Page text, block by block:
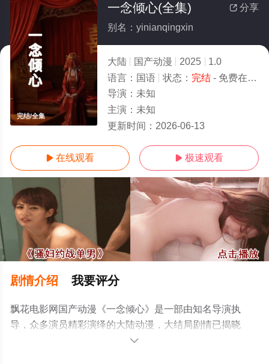
完结/全集
 分享
一念倾心(全集)
别名：yinianqingxin
大陆 国产动漫 2025
1.0
语言： 国语 状态： 完结- 免费在线观看
导演： 未知
主演： 未知
更新时间： 2026-06-13
 在线观看  极速观看
剧情介绍 我要评分
飘花电影网国产动漫《一念倾心》是一部由知名导演执
导，众多演员精彩演绎的大陆动漫，大结局剧情已揭晓
（完结），手机免费观看高清无删减完整版动漫全集就上
